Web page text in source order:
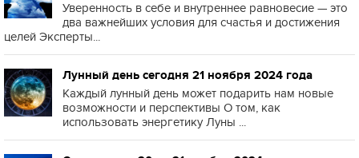
Уверенность в себе и внутреннее равновесие — это
два важнейших условия для счастья и достижения
целей Эксперты...
Лунный день сегодня 21 ноября 2024 года
Каждый лунный день может подарить нам новые
возможности и перспективы О том, как
использовать энергетику Луны ...